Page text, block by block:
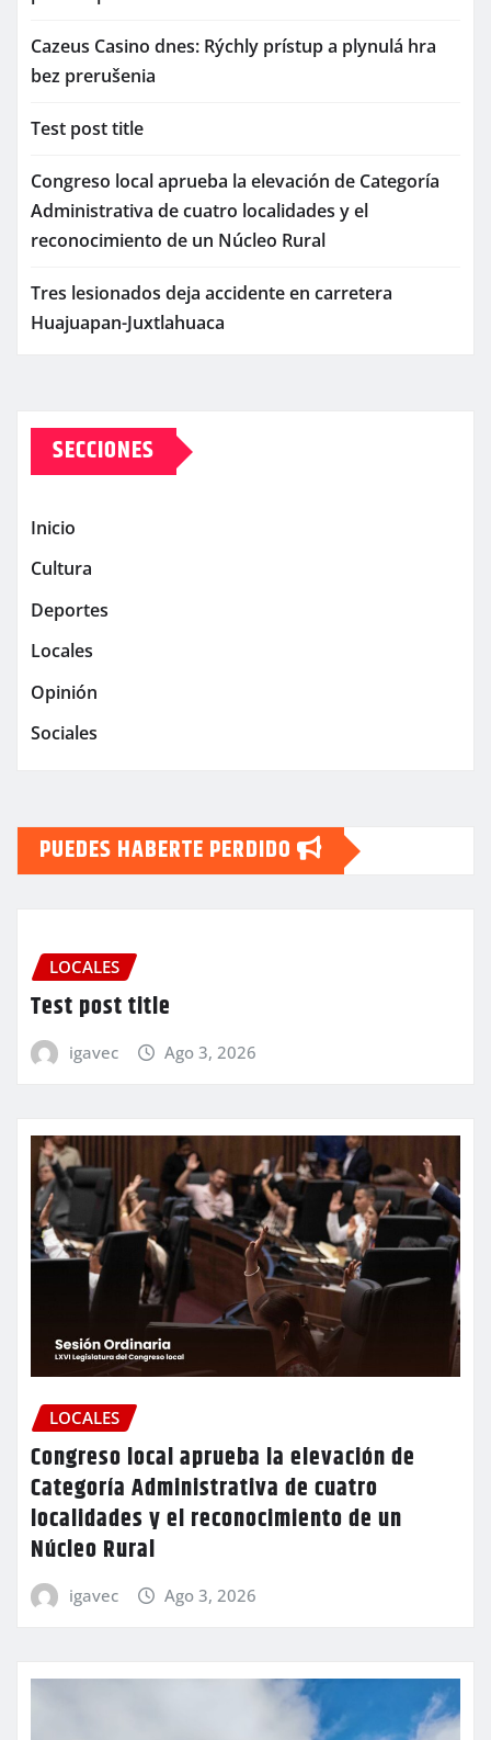
Cazeus Casino dnes: Rýchly prístup a plynulá hra
bez prerušenia
Test post title
Congreso local aprueba la elevación de Categoría
Administrativa de cuatro localidades y el
reconocimiento de un Núcleo Rural
Tres lesionados deja accidente en carretera
Huajuapan-Juxtlahuaca
SECCIONES
Inicio
Cultura
Deportes
Locales
Opinión
Sociales
PUEDES HABERTE PERDIDO
LOCALES
Test post title
igavec Ago 3, 2026
LOCALES
Congreso local aprueba la elevación de
Categoría Administrativa de cuatro
localidades y el reconocimiento de un
Núcleo Rural
igavec Ago 3, 2026